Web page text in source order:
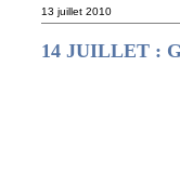
13 juillet 2010
14 JUILLET :